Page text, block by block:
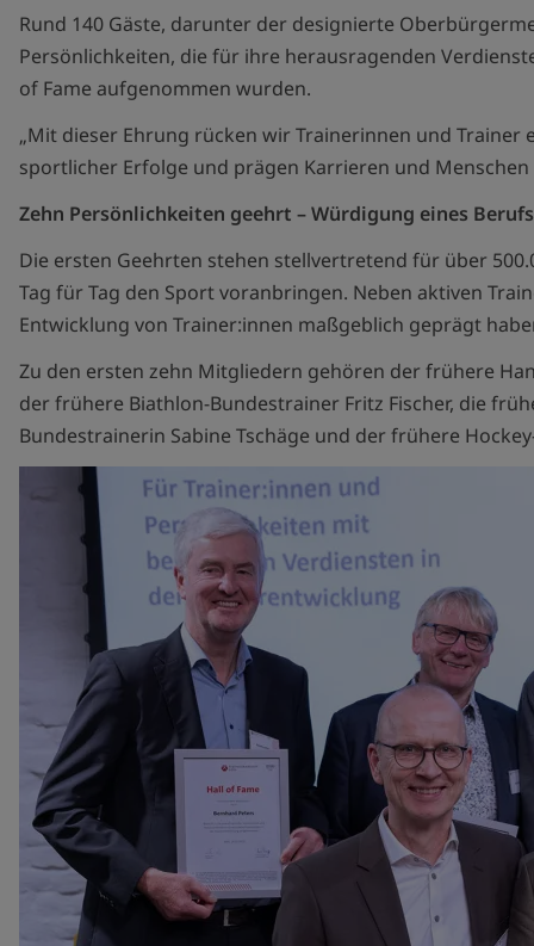
Rund 140 Gäste, darunter der designierte
Persönlichkeiten, die für ihre herausragenden
of Fame aufgenommen wurden.
„Mit dieser Ehrung rücken wir Trainerinnen und
sportlicher Erfolge und prägen Karrieren und
Zehn Persönlichkeiten geehrt – Würdigung eines
Die ersten Geehrten stehen stellvertretend für über
Tag für Tag den Sport voranbringen. Neben aktiven
Entwicklung von Trainer:innen maßgeblich geprägt
Zu den ersten zehn Mitgliedern gehören der frühere
der frühere Biathlon-Bundestrainer Fritz Fischer, die
Bundestrainerin Sabine Tschäge und der frühere